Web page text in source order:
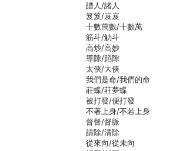
譜人/諸人
笈笈/岌岌
十數萬數/十數萬
筋斗/觔斗
高炒/高妙
導隙/蹈隙
太俠/大俠
我們是命/我們的命
莊蝶/莊夢蝶
被打發/便打發
不著上身/不若上身
督督/督脈
請除/清除
從來向/從未向